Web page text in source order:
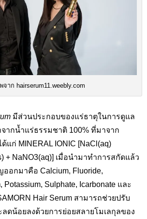
จาก hairserum11.weebly.com
มีส่วนประกอบของแร่ธาตุในการดูแล
ากน้ำแร่ธรรมชาติ 100% ที่มาจาก
ด้แก่ MINERAL IONIC [NaCl(aq)
+ NaNO3(aq)] เมื่อนำมาทำการสกัดแล้ว
ออกมาคือ Calcium, Fluoride,
Potassium, Sulphate, Icarbonate และ
Hair Serum สามารถช่วยปรับ
ดน้อยลงด้วยการย่อยสลายโมเลกุลของ